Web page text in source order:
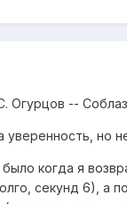
--
но
когда я
секунд 6), а